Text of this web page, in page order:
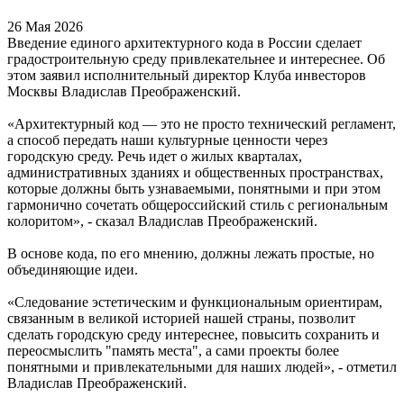
26 Мая 2026
Введение единого архитектурного кода в России сделает
градостроительную среду привлекательнее и интереснее. Об
этом заявил исполнительный директор Клуба инвесторов
Москвы Владислав Преображенский.
«Архитектурный код — это не просто технический регламент,
а способ передать наши культурные ценности через
городскую среду. Речь идет о жилых кварталах,
административных зданиях и общественных пространствах,
которые должны быть узнаваемыми, понятными и при этом
гармонично сочетать общероссийский стиль с региональным
колоритом», - сказал Владислав Преображенский.
В основе кода, по его мнению, должны лежать простые, но
объединяющие идеи.
«Следование эстетическим и функциональным ориентирам,
связанным в великой историей нашей страны, позволит
сделать городскую среду интереснее, повысить сохранить и
переосмыслить "память места", а сами проекты более
понятными и привлекательными для наших людей», - отметил
Владислав Преображенский.